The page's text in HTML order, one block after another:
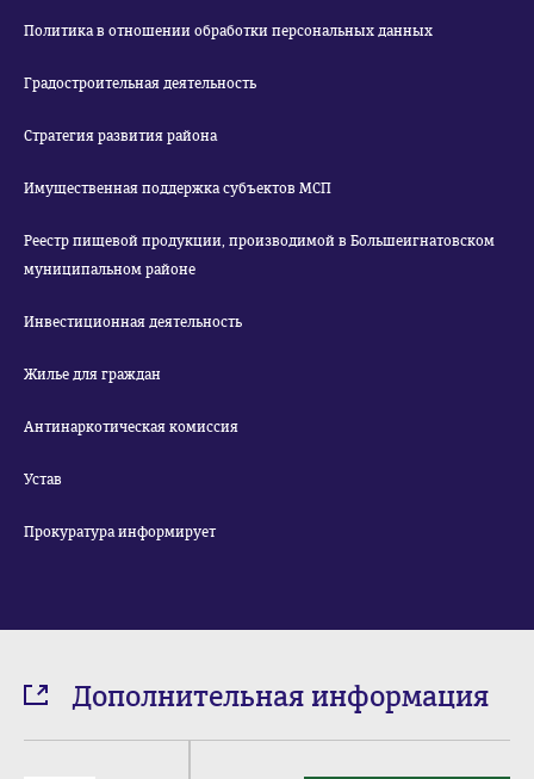
Политика в отношении обработки персональных данных
Градостроительная деятельность
Стратегия развития района
Имущественная поддержка субъектов МСП
Реестр пищевой продукции, производимой в Большеигнатовском
муниципальном районе
Инвестиционная деятельность
Жилье для граждан
Антинаркотическая комиссия
Устав
Прокуратура информирует
Дополнительная информация